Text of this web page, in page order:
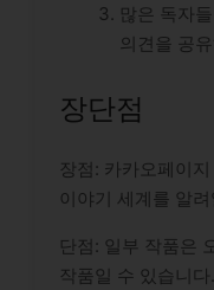
많은 독자
의견을 공
장단점
장점: 카카오페이
이야기 세계를 알
단점: 일부 작품은
작품일 수 있습니다.